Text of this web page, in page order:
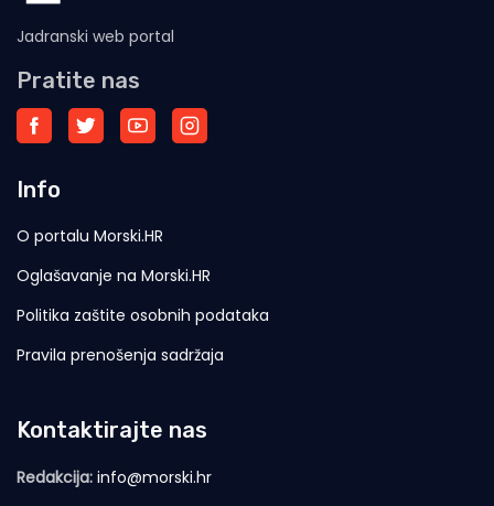
Jadranski web portal
Pratite nas
Info
O portalu Morski.HR
Oglašavanje na Morski.HR
Politika zaštite osobnih podataka
Pravila prenošenja sadržaja
Kontaktirajte nas
Redakcija: info@morski.hr